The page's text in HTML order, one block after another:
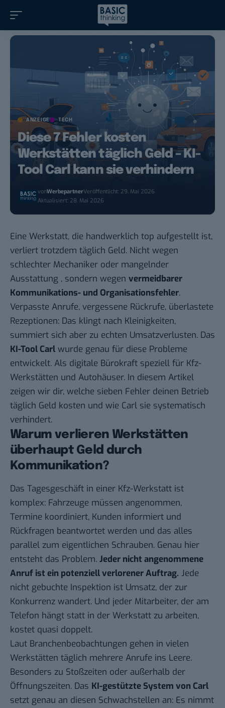
ANZEIGE TECH
Diese 7 Fehler kosten
Werkstätten täglich Geld – KI-
Tool Carl kann sie verhindern
vonWerbepartnerVeröffentlicht: 29. Mai 2026
Aktualisiert: 28. Mai 2026
Eine Werkstatt, die handwerklich top aufgestellt ist,
verliert trotzdem täglich Geld. Nicht wegen
schlechter Mechaniker oder mangelnder
Ausstattung , sondern wegen vermeidbarer
Kommunikations- und Organisationsfehler.
Verpasste Anrufe, vergessene Rückrufe, überlastete
Rezeptionen: Das klingt nach Kleinigkeiten,
summiert sich aber zu echten Umsatzverlusten. Das
KI-Tool Carl wurde genau für diese Probleme
entwickelt. Als digitale Bürokraft speziell für Kfz-
Werkstätten und Autohäuser. In diesem Artikel
zeigen wir dir, welche sieben Fehler deinen Betrieb
täglich Geld kosten und wie Carl sie systematisch
verhindert.
Warum verlieren Werkstätten
überhaupt Geld durch
Kommunikation?
Das Tagesgeschäft in einer Kfz-Werkstatt ist
komplex: Fahrzeuge müssen angenommen,
Termine koordiniert, Kunden informiert und
Rückfragen beantwortet werden und das alles
parallel zum eigentlichen Schrauben. Genau hier
entsteht das Problem. Jeder nicht angenommene
Anruf ist ein potenziell verlorener Auftrag. Jede
nicht gebuchte Inspektion ist Umsatz, der zur
Konkurrenz wandert. Und jeder Mitarbeiter, der am
Telefon hängt statt in der Werkstatt zu arbeiten,
kostet quasi doppelt.
Laut Branchenbeobachtungen gehen in vielen
Werkstätten täglich mehrere Anrufe ins Leere.
Besonders zu Stoßzeiten oder außerhalb der
Öffnungszeiten. Das KI-gestützte System von Carl
setzt genau an diesen Schwachstellen an: Es nimmt